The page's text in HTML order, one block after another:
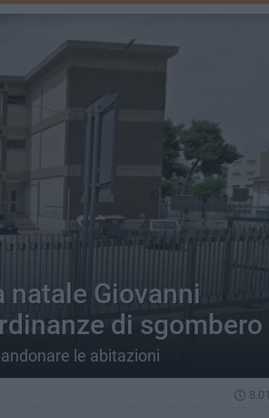
natale Giovanni
di sgombero
le abitazioni
8.01